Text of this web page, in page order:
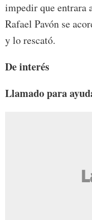
impedir que entrara
Rafael Pavón se
y lo rescató.
De interés
Llamado para